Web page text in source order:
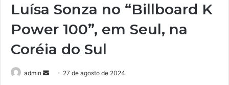
Luísa Sonza no “Billboard K
Power 100”, em Seul, na
Coréia do Sul
admin 27 de agosto de 2024